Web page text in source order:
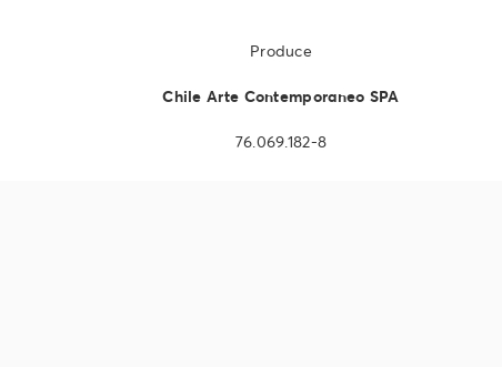
Produce
Chile Arte Contemporaneo SPA
76.069.182-8